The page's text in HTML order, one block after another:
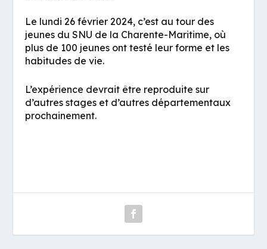
Le lundi 26 février 2024, c’est au tour des
jeunes du SNU de la Charente-Maritime, où
plus de 100 jeunes ont testé leur forme et les
habitudes de vie.
L’expérience devrait être reproduite sur
d’autres stages et d’autres départementaux
prochainement.